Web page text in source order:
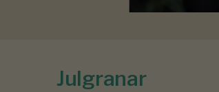
Julgranar